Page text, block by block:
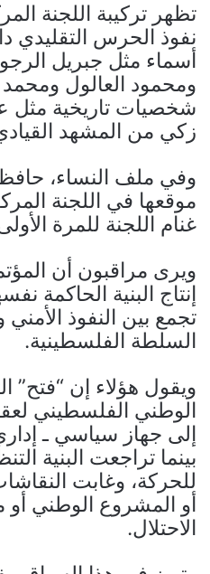
تظهر تركيبة اللجنة
نفوذ الحرس التقليدي
أسماء مثل جبريل
ومحمود العالول
شخصيات تاريخية مثل
زكي من المشهد
وفي ملف النساء،
موقعها في اللجنة
غنام اللجنة للمرة
ويرى مراقبون أن
إنتاج البنية الحاكمة
تجمع بين النفوذ
السلطة الفلسطينية.
ويقول هؤلاء إن “فتح”
الوطني الفلسطيني
إلى جهاز سياسي ـ
بينما تراجعت البنية
للحركة، وغابت
أو المشروع الوطني أو
الاحتلال.